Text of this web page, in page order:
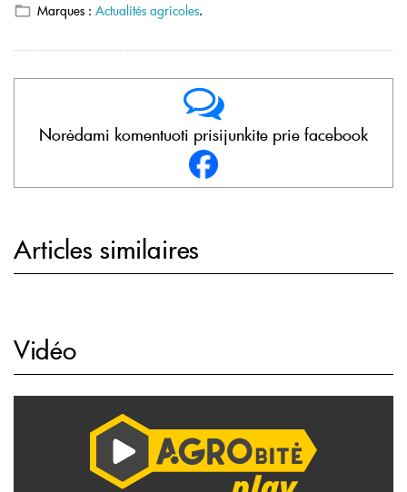
Marques : Actualités agricoles.
Norėdami komentuoti prisijunkite prie facebook
Articles similaires
Vidéo